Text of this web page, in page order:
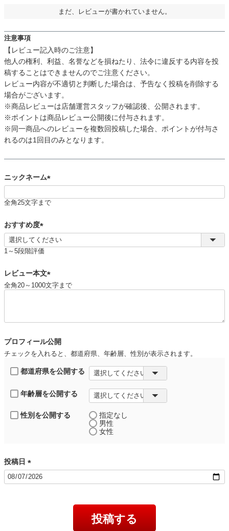
まだ、レビューが書かれていません。
注意事項
【レビュー記入時のご注意】
他人の権利、利益、名誉などを損ねたり、法令に違反する内容を投
稿することはできませんのでご注意ください。
レビュー内容が不適切と判断した場合は、予告なく投稿を削除する
場合がございます。
※商品レビューは店舗運営スタッフが確認後、公開されます。
※ポイントは商品レビュー公開後に付与されます。
※同一商品へのレビューを複数回投稿した場合、ポイントが付与さ
れるのは1回目のみとなります。
ニックネーム
必
全角25文字まで
おすすめ度
必
)
1～5段階評価
レビュー本文
(
)
全角20～1000文字まで
プロフィール公開
チェックを入れると、都道府県、年齢層、性別が表示されます。
都道府県を公開する
年齢層を公開する
性別を公開する
指定なし
男性
女性
投稿日
(
投稿する